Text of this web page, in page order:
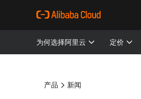
为何选择阿里云 定价
产品 新闻